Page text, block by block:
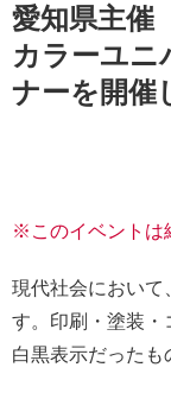
愛知県主催
カラーユニ
ナーを開催
※このイベントは
現代社会において
す。印刷・塗装・
白黒表示だったも